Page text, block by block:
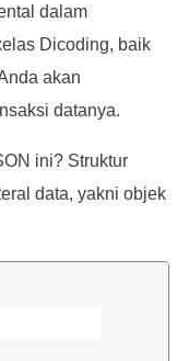
dalam
Dicoding, baik
akan
datanya.
ini? Struktur
data, yakni objek